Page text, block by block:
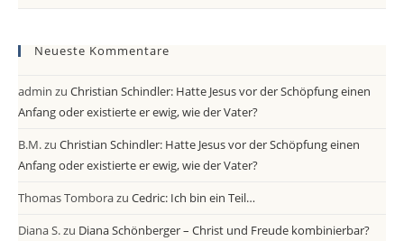
Neueste Kommentare
admin zu Christian Schindler: Hatte Jesus vor der Schöpfung einen
Anfang oder existierte er ewig, wie der Vater?
B.M.zu Christian Schindler: Hatte Jesus vor der Schöpfung einen
Anfang oder existierte er ewig, wie der Vater?
Thomas Tomborazu Cedric: Ich bin ein Teil…
Diana S.zu Diana Schönberger – Christ und Freude kombinierbar?